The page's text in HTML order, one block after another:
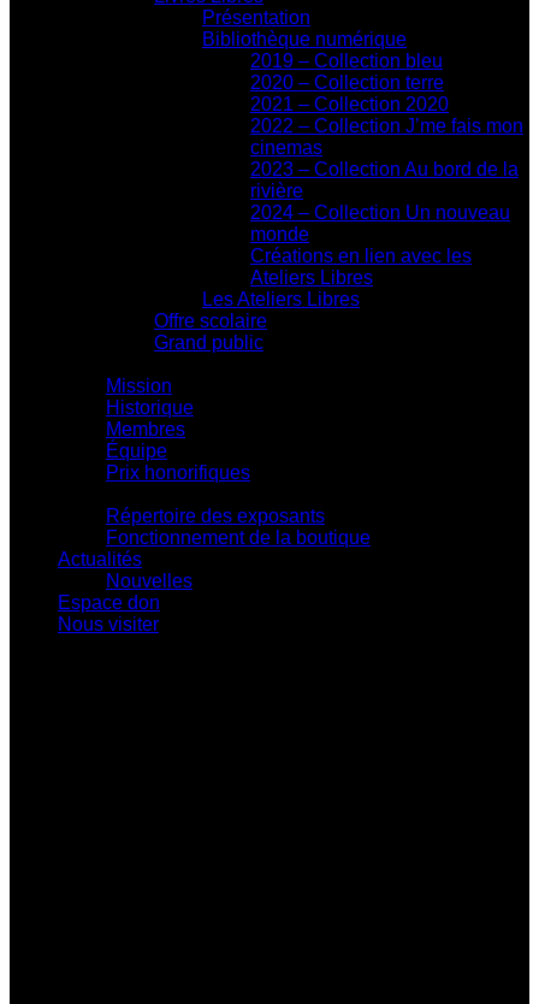
Présentation
Bibliothèque numérique
2019 – Collection bleu
2020 – Collection terre
2021 – Collection 2020
2022 – Collection J’me fais mon
cinemas
2023 – Collection Au bord de la
rivière
2024 – Collection Un nouveau
monde
Créations en lien avec les
Ateliers Libres
Les Ateliers Libres
Offre scolaire
Grand public
Mission
Historique
Membres
Équipe
Prix honorifiques
Répertoire des exposants
Fonctionnement de la boutique
Actualités
Nouvelles
Espace don
Nous visiter